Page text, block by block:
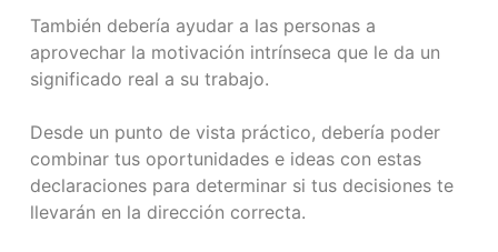
También debería ayudar a las personas a
aprovechar la motivación intrínseca que le da un
significado real a su trabajo.
Desde un punto de vista práctico, debería poder
combinar tus oportunidades e ideas con estas
declaraciones para determinar si tus decisiones te
llevarán en la dirección correcta.